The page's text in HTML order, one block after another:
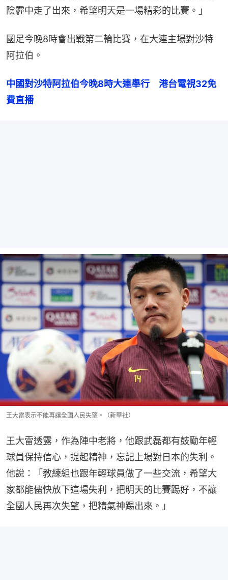
陰霾中走了出來，希望明天是一場精彩的比賽。」
國足今晚8時會出戰第二輪比賽，在大連主場對沙特
阿拉伯。
中國對沙特阿拉伯今晚8時大連舉行　港台電視32免
費直播
王大雷表示不能再讓全國人民失望。（新華社）
王大雷透露，作為陣中老將，他跟武磊都有鼓勵年輕
球員保持信心，提起精神，忘記上場對日本的失利。
他說：「教練組也跟年輕球員做了一些交流，希望大
家都能儘快放下這場失利，把明天的比賽踢好，不讓
全國人民再次失望，把精氣神踢出來。」